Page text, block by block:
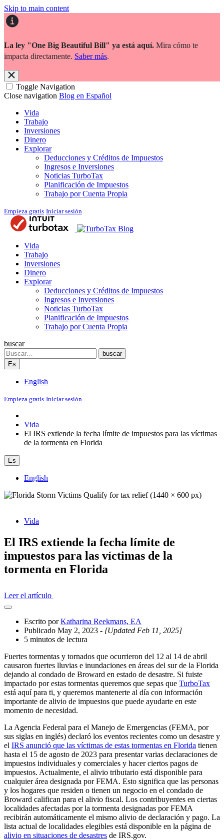
Skip to main content
La ley "One Big Beautiful Bill" ya está aquí. Mira cómo te
impacta directamente. Saber más.
Toggle Navigation
Close navigation Blog en Español
Vida
Trabajo
Inversiones
Dinero
Explorar
Deducciones y Créditos de Impuestos
Ingresos e Inversiones
Noticias TurboTax
Planificación de Impuestos
Trabajo por Cuenta Propia
Empieza gratis Iniciar sesión
Blog
Vida
Trabajo
Inversiones
Dinero
Explorar
Deducciones y Créditos de Impuestos
Ingresos e Inversiones
Noticias TurboTax
Planificación de Impuestos
Trabajo por Cuenta Propia
buscar
Search
buscar
Es
English
Empieza gratis Iniciar sesión
Vida
El IRS extiende la fecha límite de impuestos para las víctimas
de la tormenta en Florida
Es
English
Vida
El IRS extiende la fecha límite de
impuestos para las víctimas de la
tormenta en Florida
Leer el artículo
Abrir
cajón
compartido
Escrito porKatharina Reekmans, EA
Publicado May 2, 2023 - [Updated Feb 11, 2025]
5 minutos de lectura
Fuertes tormentas y tornados que ocurrieron del 12 al 14 de abril
causaron fuertes lluvias e inundaciones en áreas del sur de la Florida
dejando al condado de Broward en estado de desastre. Si fuiste
impactado por estas tormentas queremos que sepas que TurboTax
está aquí para ti, y queremos mantenerte al día con información
importante de alivio de impuestos que puede ayudarte en este
momento de necesidad.
La Agencia Federal para el Manejo de Emergencias (FEMA, por
sus siglas en inglés) declaró los eventos recientes como un desastre y
el IRS anunció que las víctimas de estas tormentas en Florida tienen
hasta el 15 de agosto de 2023 para presentar varias declaraciones de
impuestos individuales y comerciales y hacer ciertos pagos de
impuestos. Actualmente, el alivio tributario está disponible para
cualquier área designada por FEMA. Esto significa que las personas
y los hogares que residen o tienen un negocio en el condado de
Broward califican para el alivio fiscal. Los contribuyentes en ciertas
localidades afectadas por la tormenta designadas por FEMA
recibirán automáticamente el mismo alivio de declaración y pago. La
lista actual de localidades elegibles está disponible en la página de
alivio en situaciones de desastres de IRS.gov.